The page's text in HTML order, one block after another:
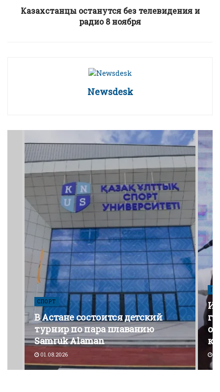
Казахстанцы останутся без телевидения и
радио 8 ноября
Newsdesk
СПОРТ
В Астане состоится детский
турнир по пара плаванию
Samruk Alaman
01.08.2026